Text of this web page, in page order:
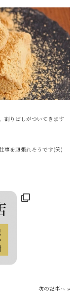
割りばしがついてきます
事を頑張れそうです(笑)
次の記事へ »